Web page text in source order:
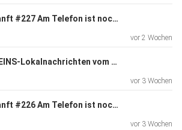
Apfel & Hanft #227 Am Telefon ist noch Milch: Duschen in Karlsbad
vor 2 Wochen
Die RadioEINS-Lokalnachrichten vom 10.7. - Spätausgabe
vor 3 Wochen
Apfel & Hanft #226 Am Telefon ist noch Milch: Ein Taxifahrer kommt zum Kaffee - mit Schumi am Steuer und Falschgeld im G
vor 3 Wochen